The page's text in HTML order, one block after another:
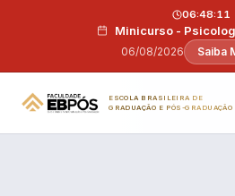
Minicurso -
06/08/2026
06:48:10
Saiba
ESCOLA BRASILEIRA DE
GRADUAÇÃO E PÓS-GRADUAÇÃO